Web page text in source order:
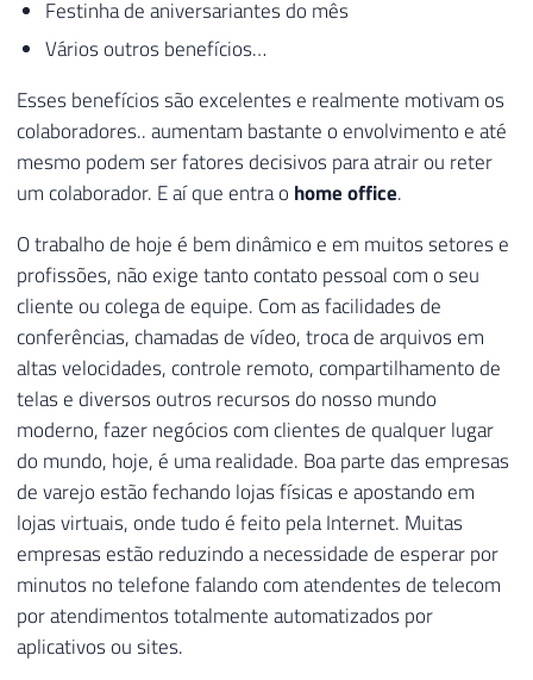
Festinha de aniversariantes do mês
Vários outros benefícios…
Esses benefícios são excelentes e realmente motivam os
colaboradores.. aumentam bastante o envolvimento e até
mesmo podem ser fatores decisivos para atrair ou reter
um colaborador. E aí que entra o home office.
O trabalho de hoje é bem dinâmico e em muitos setores e
profissões, não exige tanto contato pessoal com o seu
cliente ou colega de equipe. Com as facilidades de
conferências, chamadas de vídeo, troca de arquivos em
altas velocidades, controle remoto, compartilhamento de
telas e diversos outros recursos do nosso mundo
moderno, fazer negócios com clientes de qualquer lugar
do mundo, hoje, é uma realidade. Boa parte das empresas
de varejo estão fechando lojas físicas e apostando em
lojas virtuais, onde tudo é feito pela Internet. Muitas
empresas estão reduzindo a necessidade de esperar por
minutos no telefone falando com atendentes de telecom
por atendimentos totalmente automatizados por
aplicativos ou sites.